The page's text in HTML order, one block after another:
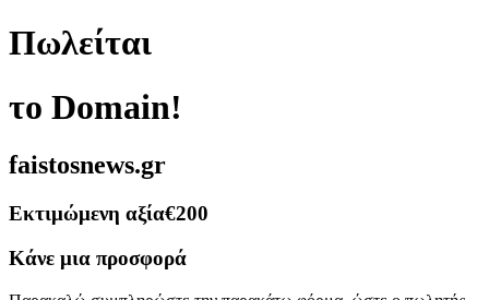
Πωλείται
το Domain!
faistosnews.gr
Εκτιμώμενη αξία€200
Κάνε μια προσφορά